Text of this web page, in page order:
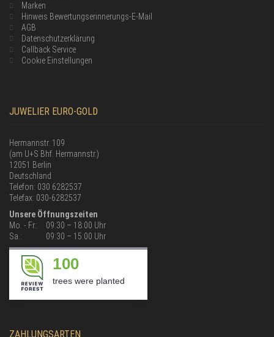
Marken
Hinweis Bewertungserinnerungs-E-Mail
AGB
Datenschutzerklärung
Callback Service
Cookie Einstellungen
JUWELIER EURO-GOLD
Hermannstr. 109
(am U+S Bhf. Hermannstr.)
12051 Berlin
Deutschland
Telefon: 030 6282537
Telefax: 030-6282537
Unsere Öffnungszeiten
Mo. - Fr.:
09:30 – 18:00 Uhr
Sa.:
09:30 – 15:00 Uhr
100
trees were planted
ZAHLUNGSARTEN